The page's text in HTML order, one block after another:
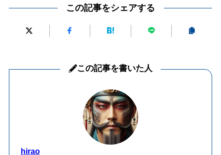
この記事をシェアする
この記事を書いた人
hirao